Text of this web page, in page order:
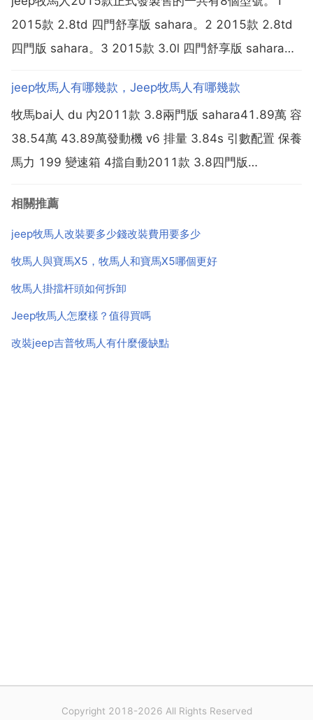
2015款 2.8td 四門舒享版 sahara。2 2015款 2.8td
四門版 sahara。3 2015款 3.0l 四門舒享版 sahara。
享版 rub...
jeep牧馬人有哪幾款，Jeep牧馬人有哪幾款
牧馬bai人 du 內2011款 3.8兩門版 sahara41.89萬 容
38.54萬 43.89萬發動機 v6 排量 3.84s 引數配置 保養
馬力 199 變速箱 4擋自動2011款 3.8四門版
3.84s 引數配置 保養...
相關推薦
jeep牧馬人改裝要多少錢改裝費用要多少
牧馬人與寶馬X5，牧馬人和寶馬X5哪個更好
牧馬人掛擋杆頭如何拆卸
Jeep牧馬人怎麼樣？值得買嗎
改裝jeep吉普牧馬人有什麼優缺點
Copyright 2018-2026 All Rights Reserved